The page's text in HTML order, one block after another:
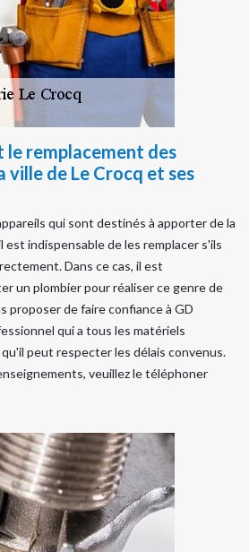
remplacement des
ville de Le Crocq et ses
qui sont destinés à apporter de la
est indispensable de les remplacer s'ils
Dans ce cas, il est
un plombier pour réaliser ce genre de
proposer de faire confiance à GD
qui a tous les matériels
peut respecter les délais convenus.
veuillez le téléphoner